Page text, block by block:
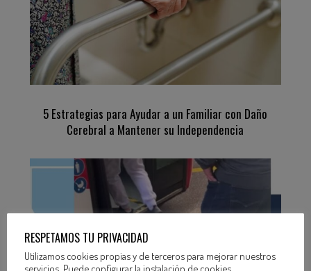
5 Estrategias para Ayudar a un Familiar con Daño
Cerebral a Mantener su Independencia
RESPETAMOS TU PRIVACIDAD
Utilizamos cookies propias y de terceros para mejorar nuestros
servicios. Puede configurar la instalación de cookies